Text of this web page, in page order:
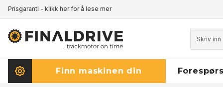
Prisgaranti - klikk her for å lese mer
Finn maskinen din